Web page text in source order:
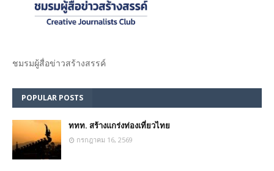
ชมรม​ผู้สื่อข่าวสร้างสรรค์​
POPULAR POSTS
ททท. สร้างแกร่งท่องเที่ยวไทย
กรกฎาคม 16, 2569